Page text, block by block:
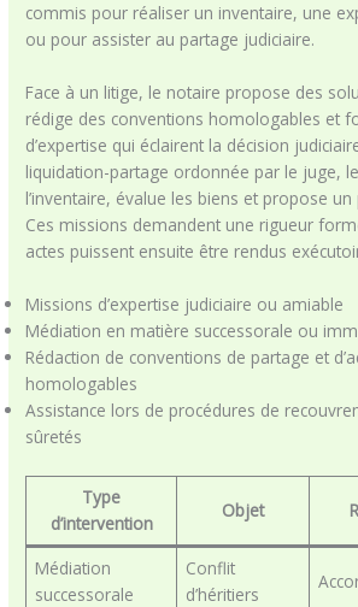
commis pour réaliser un inventaire, une
ou pour assister au partage judiciaire.
Face à un litige, le notaire propose des
rédige des conventions homologables et
d’expertise qui éclairent la décision
liquidation-partage ordonnée par le juge,
l’inventaire, évalue les biens et propose
Ces missions demandent une rigueur
actes puissent ensuite être rendus
Missions d’expertise judiciaire ou amiable
Médiation en matière successorale ou
Rédaction de conventions de partage et
homologables
Assistance lors de procédures de
sûretés
Type
d’intervention
Objet
Médiation
successorale
Conflit
d’héritiers